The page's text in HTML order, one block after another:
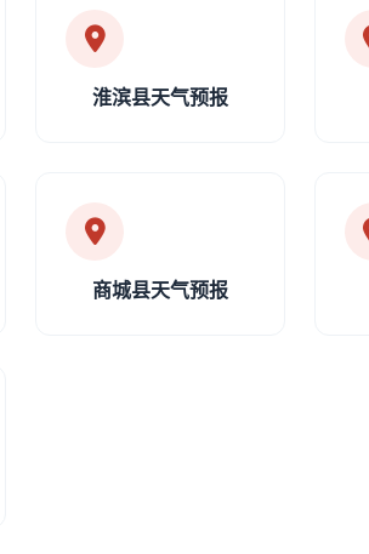
淮滨县天气预报
商城县天气预报